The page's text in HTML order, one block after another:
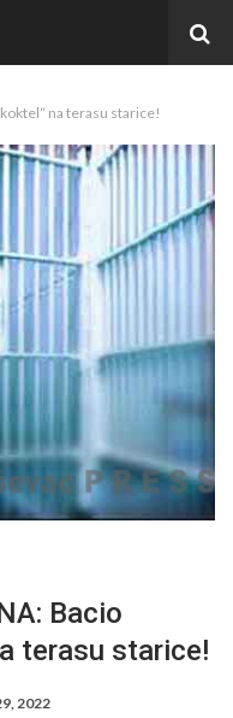
na terasu starice!
Bacio
terasu starice!
2022